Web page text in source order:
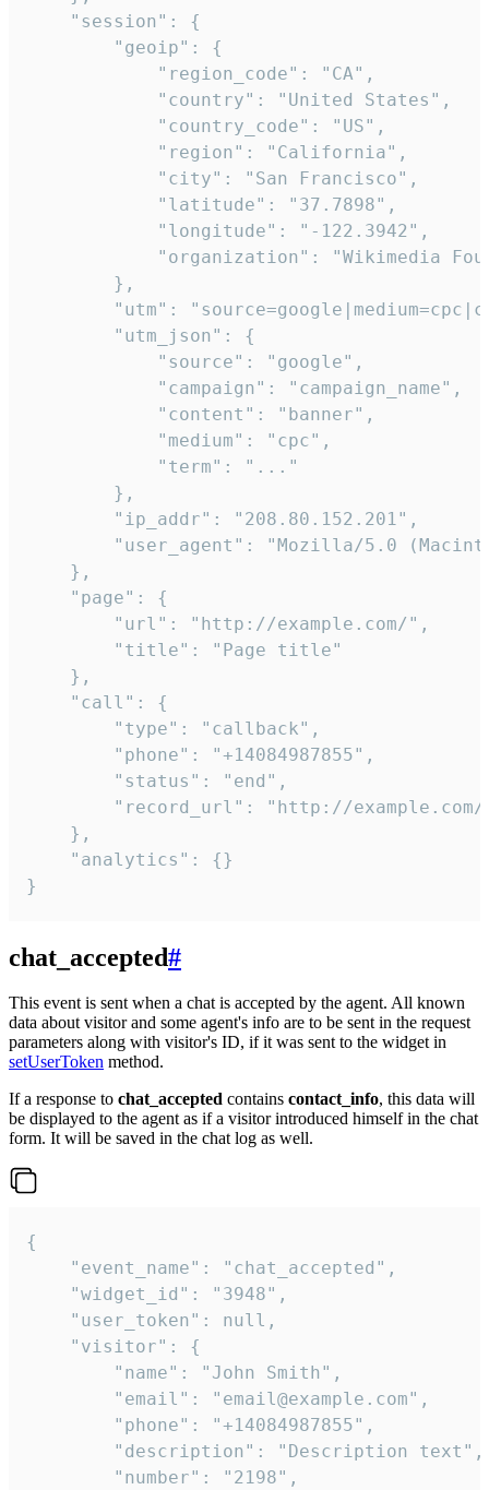
    "session": {
        "geoip": {
            "region_code": "CA",
            "country": "United States",
            "country_code": "US",
            "region": "California",
            "city": "San Francisco",
            "latitude": "37.7898",
            "longitude": "-122.3942",
"organization": "Wikimedia
        },
"utm":
        "utm_json": {
            "source": "google",
            "campaign": "campaign_name",
            "content": "banner",
            "medium": "cpc",
            "term": "..."
        },
        "ip_addr": "208.80.152.201",
"user_agent": "Mozilla/5.0
    },
    "page": {
        "url": "http://example.com/",
        "title": "Page title"
    },
    "call": {
        "type": "callback",
        "phone": "+14084987855",
        "status": "end",
"record_url": "http://
    },
    "analytics": {}
}
chat_accepted#
This event is sent when a chat is accepted by the agent. All known
data about visitor and some agent's info are to be sent in the request
parameters along with visitor's ID, if it was sent to the widget in
setUserToken method.
If a response to chat_accepted contains contact_info, this data will
be displayed to the agent as if a visitor introduced himself in the chat
form. It will be saved in the chat log as well.
{
    "event_name": "chat_accepted",
    "widget_id": "3948",
    "user_token": null,
    "visitor": {
        "name": "John Smith",
        "email": "email@example.com",
        "phone": "+14084987855",
        "description": "Description text",
        "number": "2198",